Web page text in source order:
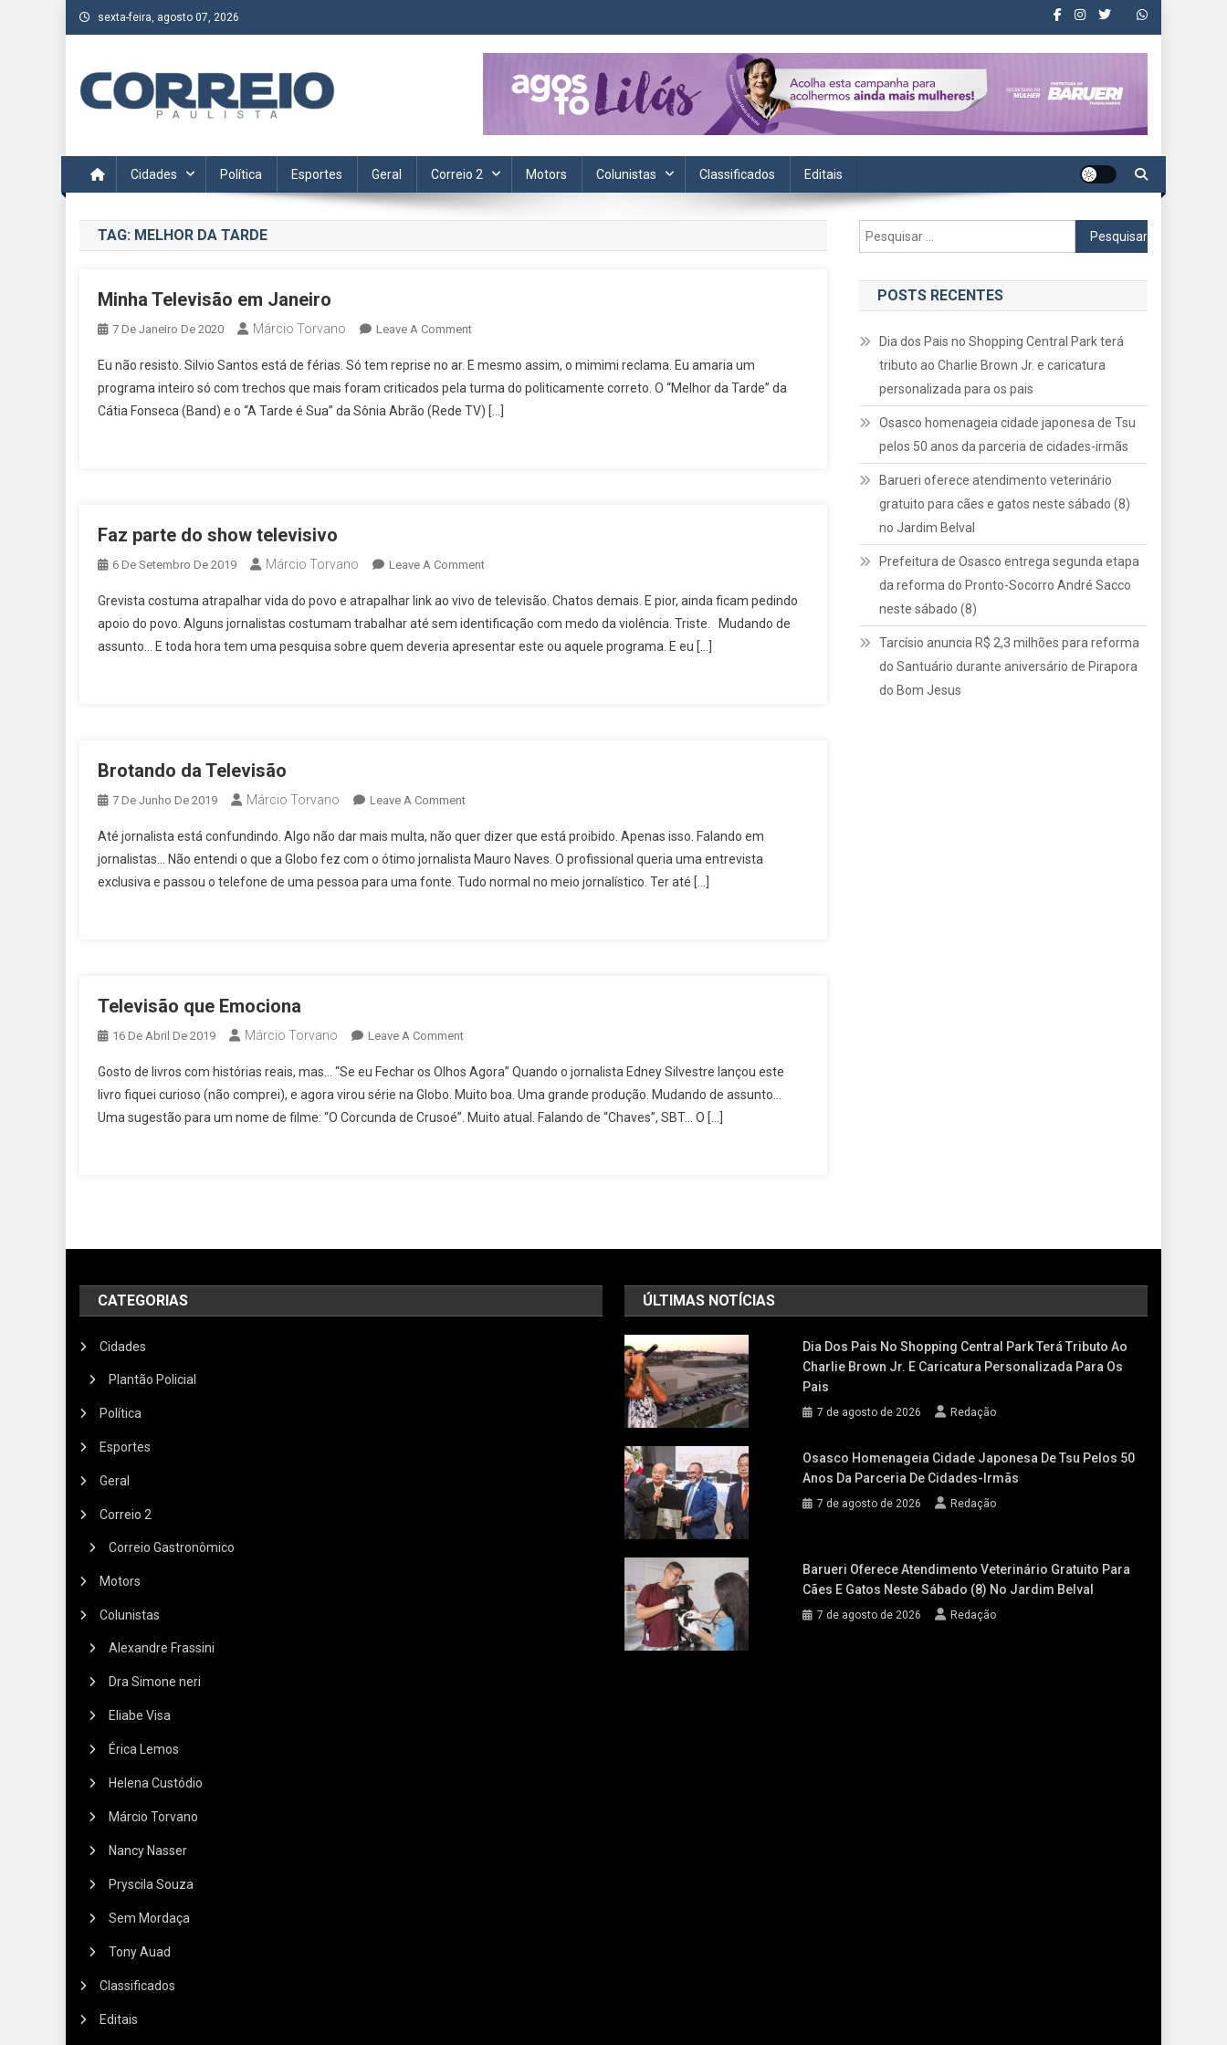
Skip
to
sexta-feira, agosto 07, 2026
Acompanhe as últimas notícias da região no Correio Paulista. Informação, política, saúde, economia, esportes e cotidiano.
Cidades Política Esportes Geral Correio 2 Motors Colunistas Classificados Editais
TAG: MELHOR DA TARDE
Minha Televisão em Janeiro
7 De Janeiro De 2020 Márcio Torvano Leave A CommentOn
Televisão
Em
Janeiro
Eu não resisto. Silvio Santos está de férias. Só tem reprise no ar. E mesmo assim, o mimimi reclama. Eu amaria um
programa inteiro só com trechos que mais foram criticados pela turma do politicamente correto. O “Melhor da Tarde” da
Cátia Fonseca (Band) e o “A Tarde é Sua” da Sônia Abrão (Rede TV) […]
Faz parte do show televisivo
6 De Setembro De 2019 Márcio Torvano Leave A CommentOn
Parte
Do
Show
Grevista costuma atrapalhar vida do povo e atrapalhar link ao vivo de televisão. Chatos demais. E pior, ainda ficam pedindo
apoio do povo. Alguns jornalistas costumam trabalhar até sem identificação com medo da violência. Triste. Mudando de
assunto… E toda hora tem uma pesquisa sobre quem deveria apresentar este ou aquele programa. E eu […]
Brotando da Televisão
7 De Junho De 2019 Márcio Torvano Leave A CommentOn
Da
Televisão
Até jornalista está confundindo. Algo não dar mais multa, não quer dizer que está proibido. Apenas isso. Falando em
jornalistas… Não entendi o que a Globo fez com o ótimo jornalista Mauro Naves. O profissional queria uma entrevista
exclusiva e passou o telefone de uma pessoa para uma fonte. Tudo normal no meio jornalístico. Ter até […]
Televisão que Emociona
16 De Abril De 2019 Márcio Torvano Leave A CommentOn
Que
Emociona
Gosto de livros com histórias reais, mas… “Se eu Fechar os Olhos Agora” Quando o jornalista Edney Silvestre lançou este
livro fiquei curioso (não comprei), e agora virou série na Globo. Muito boa. Uma grande produção. Mudando de assunto…
Uma sugestão para um nome de filme: “O Corcunda de Crusoé”. Muito atual. Falando de “Chaves”, SBT… O […]
Pesquisar
por:
POSTS RECENTES
Dia dos Pais no Shopping Central Park terá
tributo ao Charlie Brown Jr. e caricatura
personalizada para os pais
Osasco homenageia cidade japonesa de Tsu
pelos 50 anos da parceria de cidades-irmãs
Barueri oferece atendimento veterinário
gratuito para cães e gatos neste sábado (8)
no Jardim Belval
Prefeitura de Osasco entrega segunda etapa
da reforma do Pronto-Socorro André Sacco
neste sábado (8)
Tarcísio anuncia R$ 2,3 milhões para reforma
do Santuário durante aniversário de Pirapora
do Bom Jesus
CATEGORIAS
Cidades
Plantão Policial
Política
Esportes
Geral
Correio 2
Correio Gastronômico
Motors
Colunistas
Alexandre Frassini
Dra Simone neri
Eliabe Visa
Érica Lemos
Helena Custódio
Márcio Torvano
Nancy Nasser
Pryscila Souza
Sem Mordaça
Tony Auad
Classificados
Editais
ÚLTIMAS NOTÍCIAS
Dia Dos Pais No Shopping Central Park Terá Tributo Ao
Charlie Brown Jr. E Caricatura Personalizada Para Os
Pais
7 de agosto de 2026 Redação
Osasco Homenageia Cidade Japonesa De Tsu Pelos 50
Anos Da Parceria De Cidades-Irmãs
7 de agosto de 2026 Redação
Barueri Oferece Atendimento Veterinário Gratuito Para
Cães E Gatos Neste Sábado (8) No Jardim Belval
7 de agosto de 2026 Redação